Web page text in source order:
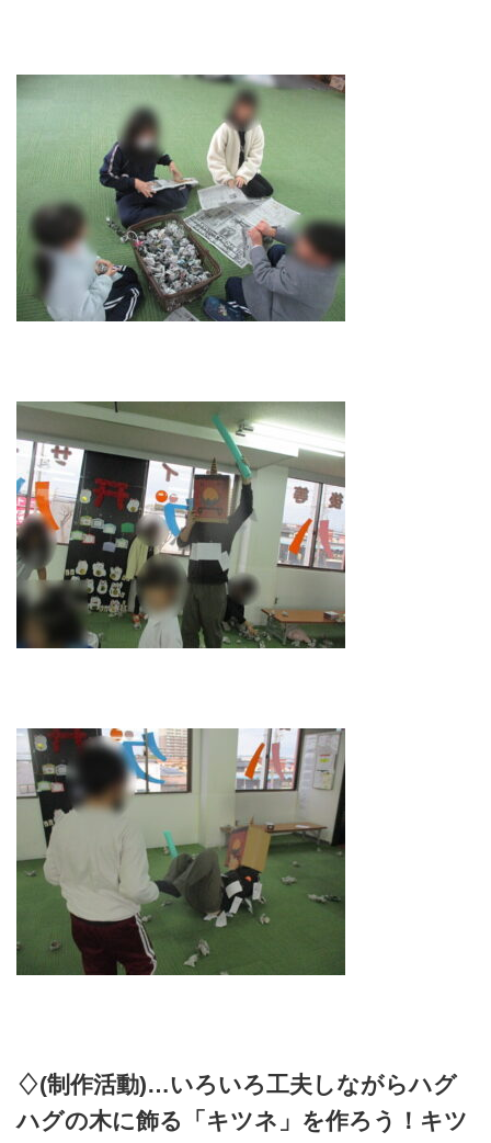
♢(制作活動)…いろいろ工夫しながらハグ
ハグの木に飾る「キツネ」を作ろう！キツ